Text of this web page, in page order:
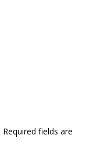
fields are